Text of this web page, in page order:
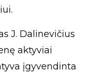
J. Dalinevičius
aktyviai
įgyvendinta